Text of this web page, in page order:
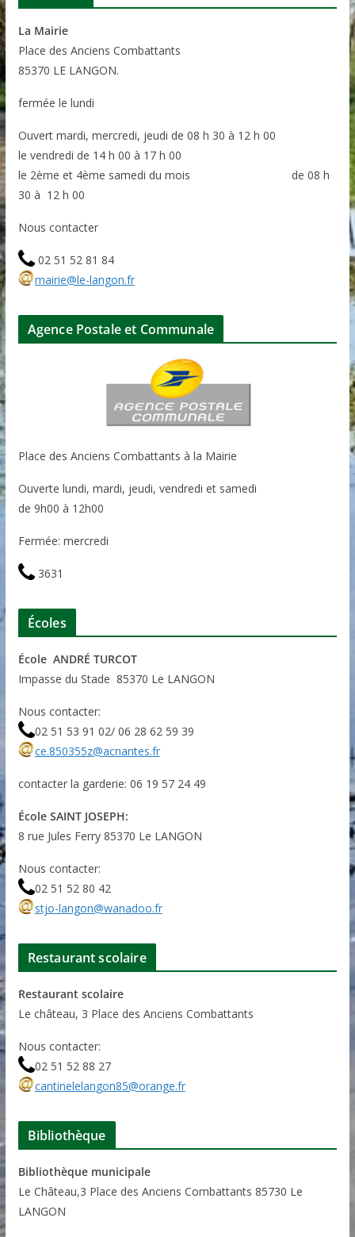
La Mairie
Place des Anciens Combattants
85370 LE LANGON.
fermée le lundi
Ouvert mardi, mercredi, jeudi de 08 h 30 à 12 h 00
le vendredi de 14 h 00 à 17 h 00
le 2ème et 4ème samedi du mois de 08 h
30 à 12 h 00
Nous contacter
02 51 52 81 84
mairie@le-langon.fr
Agence Postale et Communale
Place des Anciens Combattants à la Mairie
Ouverte lundi, mardi, jeudi, vendredi et samedi
de 9h00 à 12h00
Fermée: mercredi
3631
Écoles
École ANDRÉ TURCOT
Impasse du Stade 85370 Le LANGON
Nous contacter:
02 51 53 91 02/ 06 28 62 59 39
ce.850355z@acnantes.fr
contacter la garderie: 06 19 57 24 49
École SAINT JOSEPH:
8 rue Jules Ferry 85370 Le LANGON
Nous contacter:
02 51 52 80 42
stjo-langon@wanadoo.fr
Restaurant scolaire
Restaurant scolaire
Le château, 3 Place des Anciens Combattants
Nous contacter:
02 51 52 88 27
cantinelelangon85@orange.fr
Bibliothèque
Bibliothèque municipale
Le Château,3 Place des Anciens Combattants 85730 Le
LANGON